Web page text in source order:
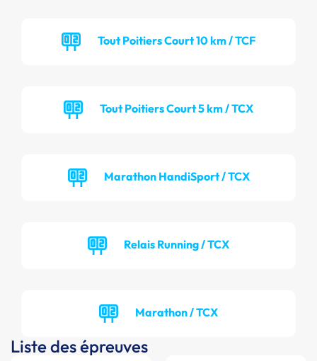
Tout Poitiers Court 10 km / TCF
Tout Poitiers Court 5 km / TCX
Marathon HandiSport / TCX
Relais Running / TCX
Marathon / TCX
Liste des épreuves